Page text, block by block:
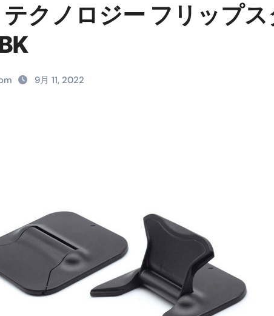
の無料回収・無料査定は危険？情報収集との関係と見分け方を
ネゼエラM7級地震の関連性は？
ール「STRIGHT」取り扱い開始＆リリース記念キャンペーン
るなら”コレ”を確実に取り組むべき！ #shorts
「投資詐欺」に引っかからないための方法 #投資詐欺 #詐欺 #
ンス必見！入金前の売上をすぐに現金で受け取る方法
金融ブラックでも可能な資金調達法3選！#shorts
クノロジー フリップス
9月 11, 2022